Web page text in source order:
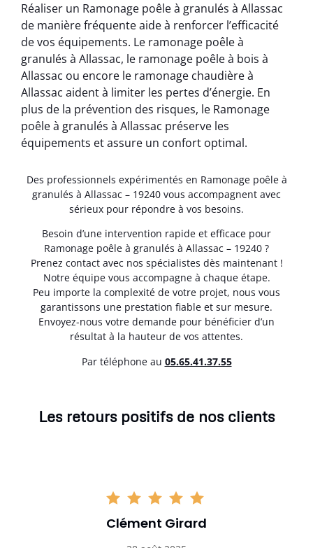
Réaliser un Ramonage poêle à granulés à Allassac
de manière fréquente aide à renforcer l’efficacité
de vos équipements. Le ramonage poêle à
granulés à Allassac, le ramonage poêle à bois à
Allassac ou encore le ramonage chaudière à
Allassac aident à limiter les pertes d’énergie. En
plus de la prévention des risques, le Ramonage
poêle à granulés à Allassac préserve les
équipements et assure un confort optimal.
Des professionnels expérimentés en Ramonage poêle à
granulés à Allassac – 19240 vous accompagnent avec
sérieux pour répondre à vos besoins.
Besoin d’une intervention rapide et efficace pour
Ramonage poêle à granulés à Allassac – 19240 ?
Prenez contact avec nos spécialistes dès maintenant !
Notre équipe vous accompagne à chaque étape.
Peu importe la complexité de votre projet, nous vous
garantissons une prestation fiable et sur mesure.
Envoyez-nous votre demande pour bénéficier d’un
résultat à la hauteur de vos attentes.
Par téléphone au 05.65.41.37.55
Les retours positifs de nos clients
Clément Girard